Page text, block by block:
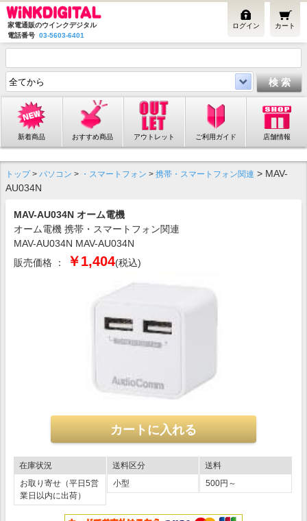
家電通販のウインクデジタル
電話番号 03-5603-6401
カート
ログイン
新着商品 おすすめ商品 アウトレット ご利用ガイド 店舗情報
トップ> パソコン > ・スマートフォン > 携帯・スマートフォン関連 > MAV-
AU034N
MAV-AU034N オーム電機
オーム電機 携帯・スマートフォン関連
MAV-AU034N MAV-AU034N
販売価格 ：
￥1,404(税込)
在庫状況
お取り寄せ（平日5営
業日以内に出荷）
送料区分
小型
送料
500円～